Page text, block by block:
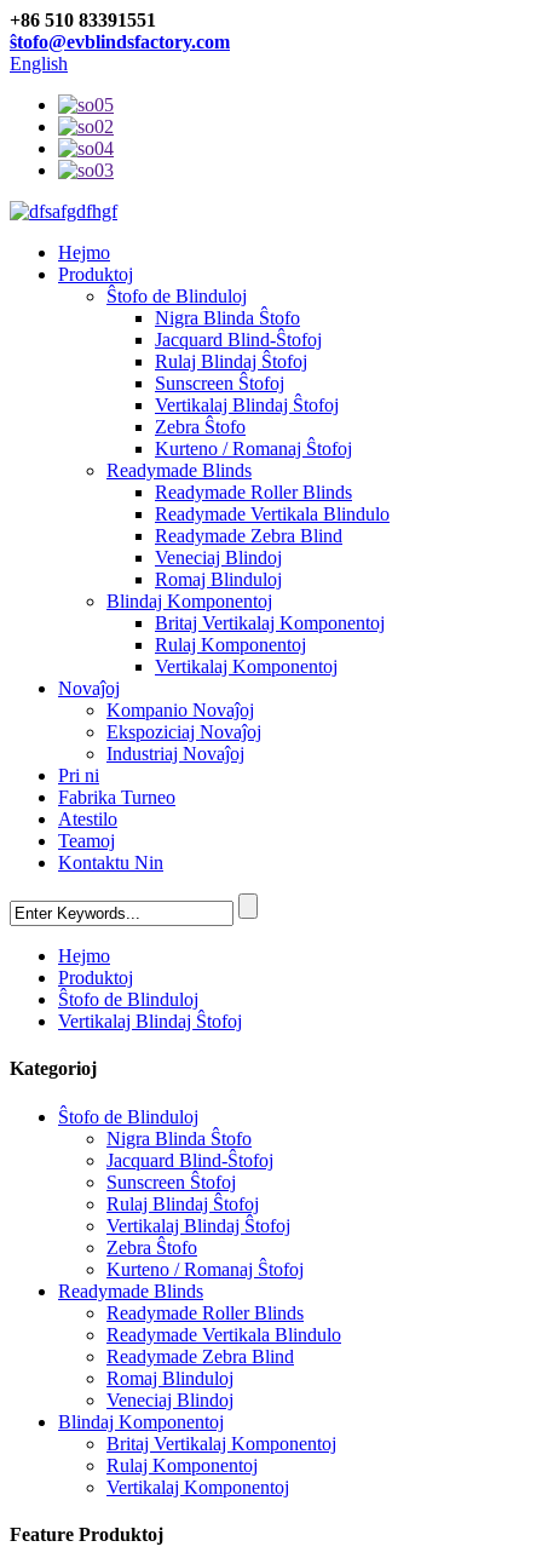
+86 510 83391551
ŝtofo@evblindsfactory.com
English
Hejmo
Produktoj
Ŝtofo de Blinduloj
Nigra Blinda Ŝtofo
Jacquard Blind-Ŝtofoj
Rulaj Blindaj Ŝtofoj
Sunscreen Ŝtofoj
Vertikalaj Blindaj Ŝtofoj
Zebra Ŝtofo
Kurteno / Romanaj Ŝtofoj
Readymade Blinds
Readymade Roller Blinds
Readymade Vertikala Blindulo
Readymade Zebra Blind
Veneciaj Blindoj
Romaj Blinduloj
Blindaj Komponentoj
Britaj Vertikalaj Komponentoj
Rulaj Komponentoj
Vertikalaj Komponentoj
Novaĵoj
Kompanio Novaĵoj
Ekspoziciaj Novaĵoj
Industriaj Novaĵoj
Pri ni
Fabrika Turneo
Atestilo
Teamoj
Kontaktu Nin
Hejmo
Produktoj
Ŝtofo de Blinduloj
Vertikalaj Blindaj Ŝtofoj
Kategorioj
Ŝtofo de Blinduloj
Nigra Blinda Ŝtofo
Jacquard Blind-Ŝtofoj
Sunscreen Ŝtofoj
Rulaj Blindaj Ŝtofoj
Vertikalaj Blindaj Ŝtofoj
Zebra Ŝtofo
Kurteno / Romanaj Ŝtofoj
Readymade Blinds
Readymade Roller Blinds
Readymade Vertikala Blindulo
Readymade Zebra Blind
Romaj Blinduloj
Veneciaj Blindoj
Blindaj Komponentoj
Britaj Vertikalaj Komponentoj
Rulaj Komponentoj
Vertikalaj Komponentoj
Feature Produktoj